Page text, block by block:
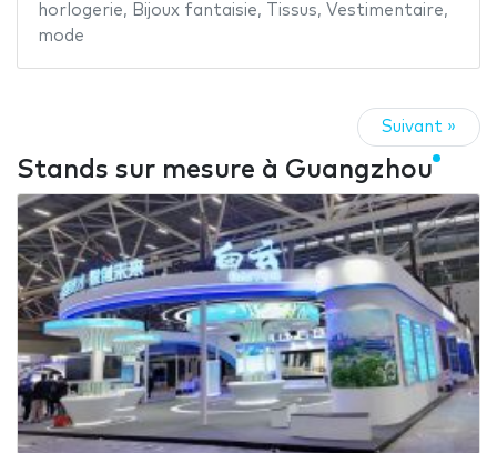
horlogerie, Bijoux fantaisie, Tissus, Vestimentaire,
mode
Suivant »
Stands sur mesure à Guangzhou